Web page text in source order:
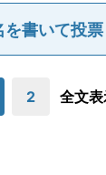
書いて投票
2 全文